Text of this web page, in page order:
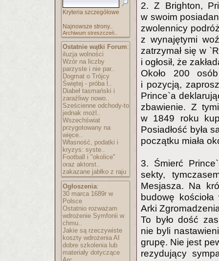
Kryteria szczegółowe
Najnowsze strony..
Archiwum streszczeń..
Ostatnie wątki Forum:
iluzja wolności
Wzór na liczby
parzyste i nie par..
Dogmat o Trójcy
Świętej - próba l..
Diabeł tasmański i
zaraźliwy nowo..
Sześcienne odchody-to
jednak możl..
Wszechświat
przygotowany na
więce..
Własność, podatki i
kryzys: syste..
Football i "okolice"
oraz aktorst..
zakazane jabłko z raju
Ogłoszenia:
30 marca 1689r w
Polsce
Ostatnio rozważam
wdrożenie Symfonii w
chmu..
Jakie są rzeczywiste
koszty wdrożenia AI
dobre szkolenia lub
materiały dotyczące
2. Z Brighton,
w swoim
zwolennicy
z wynajętymi
zatrzymał się w
i ogłosił, że
Około 200
i pozycją,
Prince`a
zbawienie. Z
w 1849 roku
Posiadłość była
początku miała
3. Śmierć
sekty,
Mesjasza. Na
budowę
Arki
To było dość
nie byli
grupę. Nie jest
rezydujący